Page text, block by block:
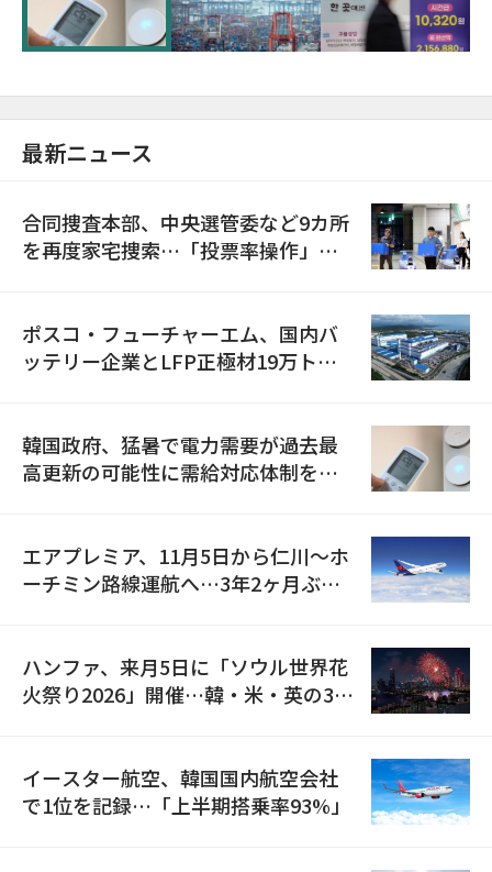
最新ニュース
合同捜査本部、中央選管委など9カ所
を再度家宅捜索…「投票率操作」の
ポスコ・フューチャーエム、国内バ
ッテリー企業とLFP正極材19万トン
韓国政府、猛暑で電力需要が過去最
高更新の可能性に需給対応体制を点
エアプレミア、11月5日から仁川〜ホ
ーチミン路線運航へ…3年2ヶ月ぶり
ハンファ、来月5日に「ソウル世界花
火祭り2026」開催…韓・米・英の3カ
イースター航空、韓国国内航空会社
で1位を記録…「上半期搭乗率93%」